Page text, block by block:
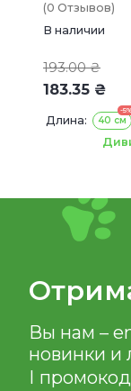
вставкой
(0 Отзывов)
В наличии
193.00 ₴
183.35 ₴
Длина:
-
40 см
20
Вы нам –
новинки
І